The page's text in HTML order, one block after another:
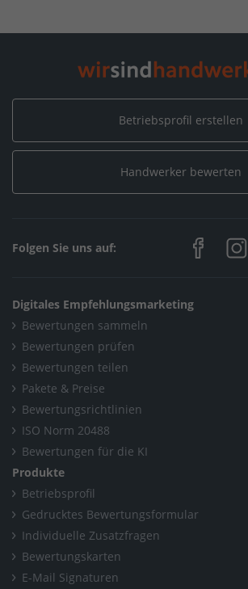
Konz & Schaefer Ausbau Heilbronn GmbH /
Betriebsprofil erstellen
Handwerker bewerten
Folgen Sie uns auf:
Digitales Empfehlungsmarketing
Bewertungen sammeln
Bewertungen prüfen
Bewertungen teilen
Pakete & Preise
Bewertungsrichtlinien
ISO Norm 20488
Bewertungen für die KI
Produkte
Betriebsprofil
Gedrucktes Bewertungsformular
Individuelle Zusatzfragen
Bewertungskarten
E-Mail Signaturen